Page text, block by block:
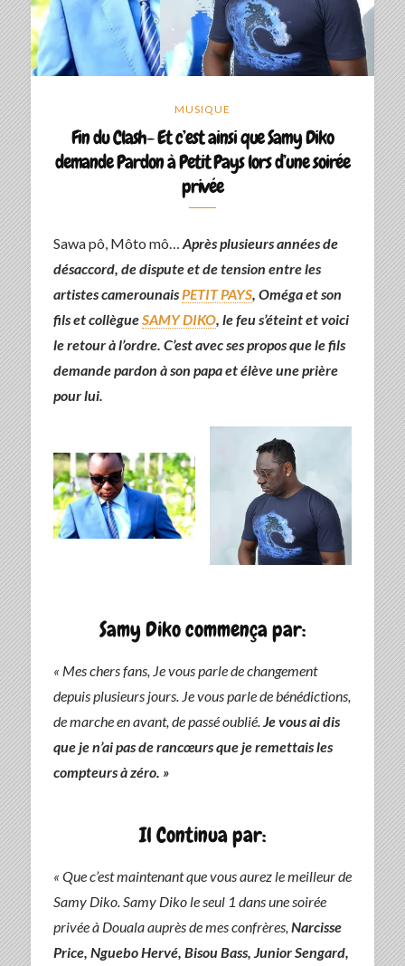
MUSIQUE
Fin du Clash- Et c’est ainsi que Samy Diko
demande Pardon à Petit Pays lors d’une soirée
privée
Sawa pô, Môto mô… Après plusieurs années de
désaccord, de dispute et de tension entre les
artistes camerounaisPETIT PAYS, Oméga et son
fils et collègueSAMY DIKO, le feu s’éteint et voici
le retour à l’ordre. C’est avec ses propos que le fils
demande pardon à son papa et élève une prière
pour lui.
Samy Diko commença par:
« Mes chers fans, Je vous parle de changement
depuis plusieurs jours. Je vous parle de bénédictions,
de marche en avant, de passé oublié.Je vous ai dis
que je n’ai pas de rancœurs que je remettais les
compteurs à zéro. »
Il Continua par:
« Que c’est maintenant que vous aurez le meilleur de
Samy Diko. Samy Diko le seul 1 dans une soirée
privée à Douala auprès de mes confrères, Narcisse
Price, Nguebo Hervé, Bisou Bass, Junior Sengard,